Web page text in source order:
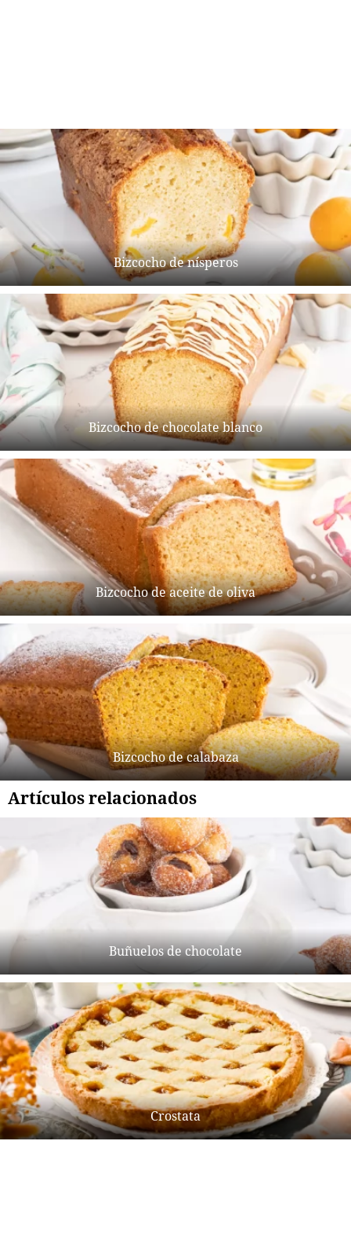
Bizcocho de nísperos
Bizcocho de chocolate blanco
Bizcocho de aceite de oliva
Bizcocho de calabaza
Artículos relacionados
Buñuelos de chocolate
Crostata